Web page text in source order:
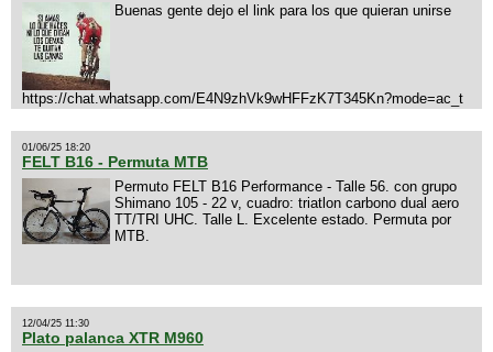
Buenas gente dejo el link para los que quieran unirse
https://chat.whatsapp.com/E4N9zhVk9wHFFzK7T345Kn?mode=ac_t
01/06/25 18:20
FELT B16 - Permuta MTB
Permuto FELT B16 Performance - Talle 56. con grupo
Shimano 105 - 22 v, cuadro: triatlon carbono dual aero
TT/TRI UHC. Talle L. Excelente estado. Permuta por
MTB.
12/04/25 11:30
Plato palanca XTR M960